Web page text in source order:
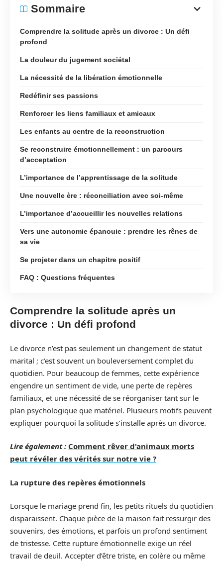
Sommaire
Comprendre la solitude après un divorce : Un défi
profond
La douleur du jugement sociétal
La nécessité de la libération émotionnelle
Redéfinir ses passions
Renforcer les liens familiaux et amicaux
Les enfants au centre de la reconstruction
Se reconstruire émotionnellement : un parcours
d’acceptation
L’importance de l’apprentissage de la solitude
Une nouvelle ère : réconciliation avec soi-même
L’importance d’accueillir les nouvelles relations
Vers une autonomie épanouie : prendre les rênes de
sa vie
Se projeter dans un chapitre positif
FAQ : Questions fréquentes
Comprendre la solitude après un
divorce : Un défi profond
Le divorce n’est pas seulement un changement de statut
marital ; c’est souvent un bouleversement complet du
quotidien. Pour beaucoup de femmes, cette expérience
engendre un sentiment de vide, une perte de repères
familiaux, et une nécessité de se réorganiser tant sur le
plan psychologique que matériel. Plusieurs motifs peuvent
expliquer pourquoi la solitude s’installe après un divorce.
Lire également : Comment rêver d'animaux morts
peut révéler des vérités sur notre vie ?
La rupture des repères émotionnels
Lorsque le mariage prend fin, les petits rituels du quotidien
disparaissent. Chaque pièce de la maison fait ressurgir des
souvenirs, des émotions, et parfois un profond sentiment
de tristesse. Cette rupture émotionnelle exige un réel
travail de deuil. Accepter d’être triste, en colère ou même